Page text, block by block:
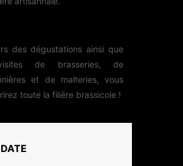
des dégustations ainsi que
de brasseries, de
et de malteries, vous
toute la filière brassicole !
DATE